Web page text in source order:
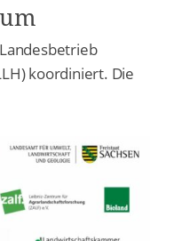
koordiniert. Die